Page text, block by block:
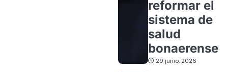
reformar el
sistema de
salud
bonaerense
29 junio, 2026